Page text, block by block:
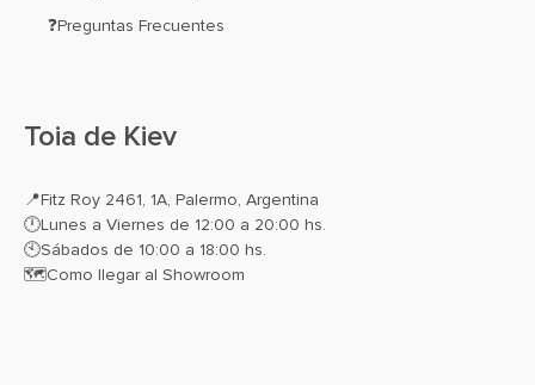
❓Preguntas Frecuentes
Toia de Kiev
📍Fitz Roy 2461, 1A, Palermo, Argentina
🕛Lunes a Viernes de 12:00 a 20:00 hs.
🕙Sábados de 10:00 a 18:00 hs.
🗺️Como llegar al Showroom